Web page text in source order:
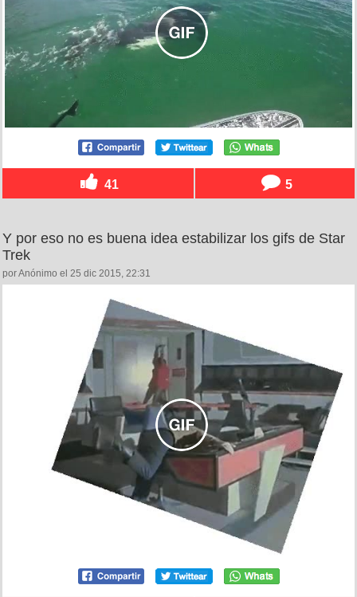
41 5
Y por eso no es buena idea estabilizar los gifs de Star
Trek
por Anónimo el 25 dic 2015, 22:31